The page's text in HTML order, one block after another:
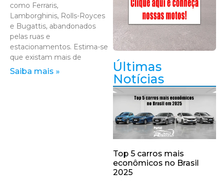
como Ferraris,
Lamborghinis, Rolls-Royces
e Bugattis, abandonados
pelas ruas e
estacionamentos. Estima-se
que existam mais de
Saiba mais »
Últimas
Notícias
Top 5 carros mais
econômicos no Brasil
2025